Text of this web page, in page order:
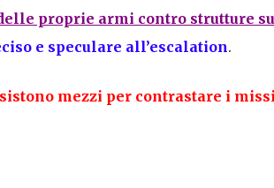
proprie armi contro strutture
e speculare all’escalation.
mezzi per contrastare i